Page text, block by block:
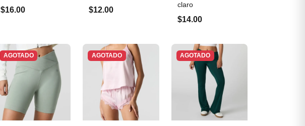
$16.00 $12.00
claro
$14.00
AGOTADO AGOTADO AGOTADO